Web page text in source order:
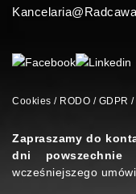
Cookies / RODO / GDPR /
Zapraszamy do
dni powszechnie
wcześniejszego